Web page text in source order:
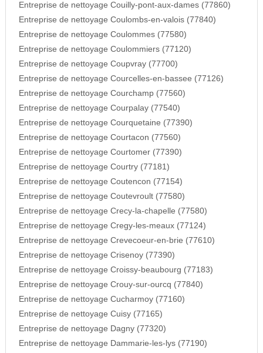
Entreprise de nettoyage Couilly-pont-aux-dames (77860)
Entreprise de nettoyage Coulombs-en-valois (77840)
Entreprise de nettoyage Coulommes (77580)
Entreprise de nettoyage Coulommiers (77120)
Entreprise de nettoyage Coupvray (77700)
Entreprise de nettoyage Courcelles-en-bassee (77126)
Entreprise de nettoyage Courchamp (77560)
Entreprise de nettoyage Courpalay (77540)
Entreprise de nettoyage Courquetaine (77390)
Entreprise de nettoyage Courtacon (77560)
Entreprise de nettoyage Courtomer (77390)
Entreprise de nettoyage Courtry (77181)
Entreprise de nettoyage Coutencon (77154)
Entreprise de nettoyage Coutevroult (77580)
Entreprise de nettoyage Crecy-la-chapelle (77580)
Entreprise de nettoyage Cregy-les-meaux (77124)
Entreprise de nettoyage Crevecoeur-en-brie (77610)
Entreprise de nettoyage Crisenoy (77390)
Entreprise de nettoyage Croissy-beaubourg (77183)
Entreprise de nettoyage Crouy-sur-ourcq (77840)
Entreprise de nettoyage Cucharmoy (77160)
Entreprise de nettoyage Cuisy (77165)
Entreprise de nettoyage Dagny (77320)
Entreprise de nettoyage Dammarie-les-lys (77190)